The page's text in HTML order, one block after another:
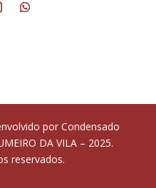
por Condensado
DA VILA – 2025.
reservados.